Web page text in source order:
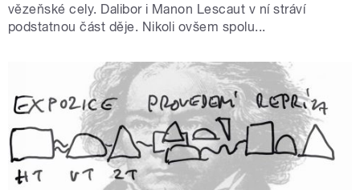
vězeňské cely. Dalibor i Manon Lescaut v ní stráví
podstatnou část děje. Nikoli ovšem spolu...